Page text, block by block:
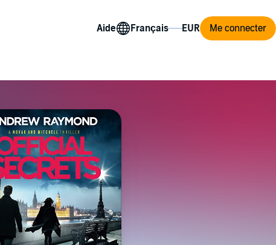
Aide Me connecter